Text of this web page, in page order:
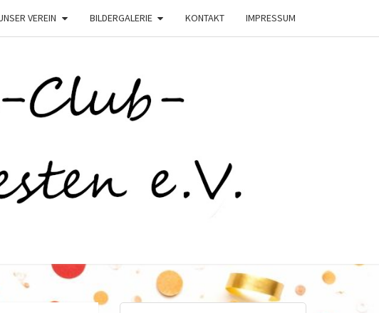
VEREIN BILDERGALERIE KONTAKT IMPRESSUM
KC